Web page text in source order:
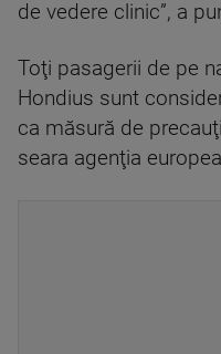
de vedere clinic”, a
Toţi pasagerii de pe
Hondius sunt
ca măsură de
seara agenţia